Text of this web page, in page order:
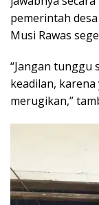
pemerintah
Musi Rawas
“Jangan tunggu
keadilan,
merugikan,”